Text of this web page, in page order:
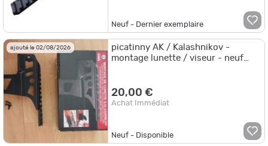
Neuf - Dernier exemplaire
ajouté le 02/08/2026
picatinny AK / Kalashnikov -
montage lunette / viseur - neuf
20,00 €
Achat Immédiat
Neuf - Disponible